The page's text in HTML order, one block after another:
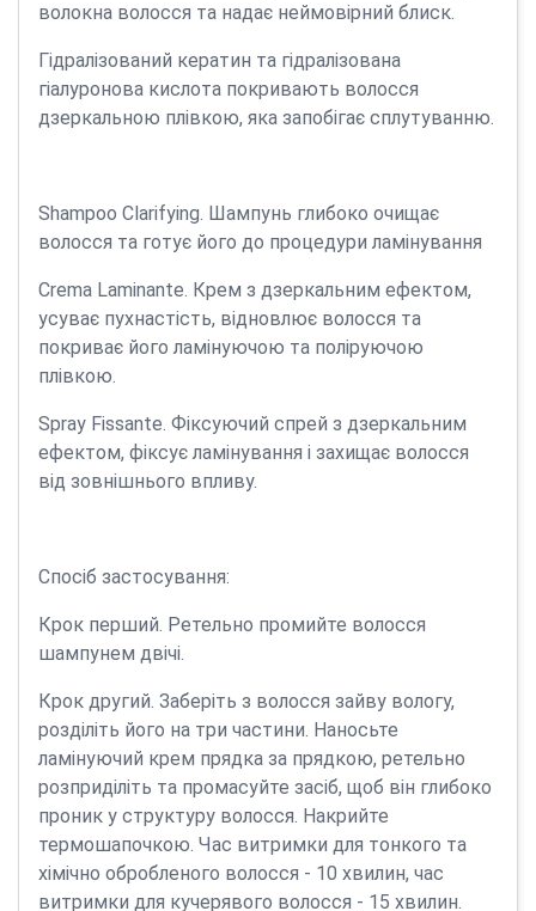
волокна волосся та надає неймовірний блиск.
Гідралізований кератин та гідралізована
гіалуронова кислота покривають волосся
дзеркальною плівкою, яка запобігає сплутуванню.
Shampoo Clarifying. Шампунь глибоко очищає
волосся та готує його до процедури ламінування
Crema Laminante. Крем з дзеркальним ефектом,
усуває пухнастість, відновлює волосся та
покриває його ламінуючою та поліруючою
плівкою.
Spray Fissante. Фіксуючий спрей з дзеркальним
ефектом, фіксує ламінування і захищає волосся
від зовнішнього впливу.
Спосіб застосування:
Крок перший. Ретельно промийте волосся
шампунем двічі.
Крок другий. Заберіть з волосся зайву вологу,
розділіть його на три частини. Наносьте
ламінуючий крем прядка за прядкою, ретельно
розприділіть та промасуйте засіб, щоб він глибоко
проник у структуру волосся. Накрийте
термошапочкою. Час витримки для тонкого та
хімічно обробленого волосся - 10 хвилин, час
витримки для кучерявого волосся - 15 хвилин.